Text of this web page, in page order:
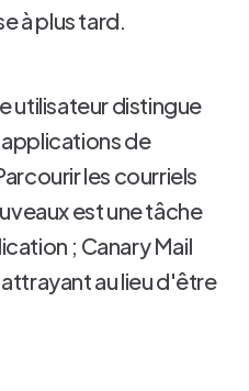
à plus tard.
utilisateur distingue
applications de
les courriels
est une tâche
; Canary Mail
au lieu d'être